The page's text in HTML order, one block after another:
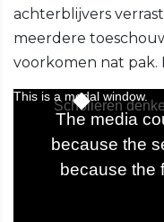
achterblijvers
meerdere
voorkomen nat pak.